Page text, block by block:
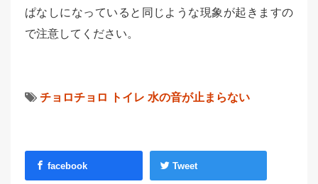
ぱなしになっていると同じような現象が起きますの
で注意してください。
チョロチョロ トイレ 水の音が止まらない
facebook Tweet